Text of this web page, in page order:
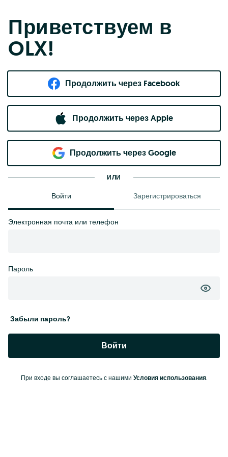
Приветствуем в
OLX!
Продолжить через Facebook
Продолжить через Apple
Продолжить через Google
ИЛИ
Войти Зарегистрироваться
Электронная почта или телефон
Пароль
Забыли пароль?
Войти
При входе вы соглашаетесь с нашими Условия использования.